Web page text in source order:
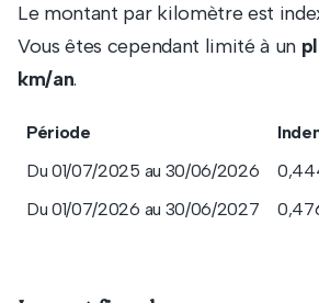
Le montant par kilomètre est
Vous êtes cependant limité à un
km/an.
Période
Du 01/07/2025 au 30/06/2026
Du 01/07/2026 au 30/06/2027